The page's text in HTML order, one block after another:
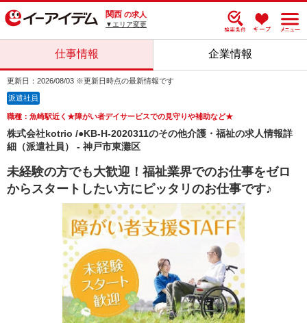
関西 の求人
▼エリア変更
仕事情報 企業情報
更新日：2026/08/03 ※更新日時点の最新情報です
派遣社員
職種：魚崎駅近く★障がい者デイサービスでの見守りや補助など★
株式会社kotrio /●KB-H-2020311のその他介護・福祉の求人情報詳
細（派遣社員） - 神戸市東灘区
未経験の方でも大歓迎！福祉業界でのお仕事をゼロ
からスタートしたい方にピッタリのお仕事です♪